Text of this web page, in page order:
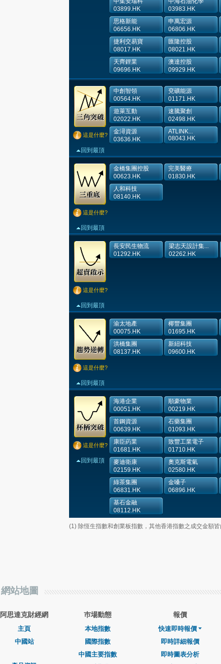
03899.HK
03983.HK
思格新能
06656.HK
申萬宏源
06806.HK
捷利交易寶
08017.HK
匯隆控股
08021.HK
天齊鋰業
09696.HK
澳達控股
09929.HK
這是什麼?
回到最頂
中創智領
00564.HK
兗礦能源
01171.HK
遊萊互動
02022.HK
速騰聚創
02498.HK
金潯資源
03636.HK
ATLINK...
08043.HK
這是什麼?
回到最頂
金橋集團控股
00623.HK
完美醫療
01830.HK
人和科技
08140.HK
這是什麼?
回到最頂
長安民生物流
01292.HK
梁志天設計集...
02262.HK
這是什麼?
回到最頂
渝太地產
00075.HK
椰豐集團
01695.HK
洪橋集團
08137.HK
新紐科技
09600.HK
這是什麼?
回到最頂
海港企業
00051.HK
順豪物業
00219.HK
首鋼資源
00639.HK
石藥集團
01093.HK
康臣葯業
01681.HK
致豐工業電子
01710.HK
麥迪衛康
02159.HK
奧克斯電氣
02580.HK
綠茶集團
06831.HK
金嗓子
06896.HK
基石金融
08112.HK
(1) 除恆生指數和創業板指數，其他香港指數之成交金額
網站地圖
阿思達克財經網
主頁
中國站
巿場動態
本地指數
國際指數
中國主要指數
報價
快速即時報價
即時詳細報價
即時圖表分析